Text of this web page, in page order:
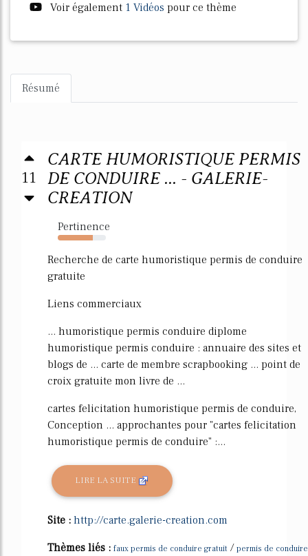
Voir également 1 Vidéos pour ce thème
Résumé
11
CARTE HUMORISTIQUE PERMIS
DE CONDUIRE ... - GALERIE-
CREATION
Pertinence
73%
Recherche de carte humoristique permis de conduire
gratuite
Liens commerciaux
... humoristique permis conduire diplome
humoristique permis conduire : annuaire des sites et
blogs de ... carte de membre scrapbooking ... point de
croix gratuite mon livre de ...
cartes felicitation humoristique permis de conduire,
Conception ... approchantes pour "cartes felicitation
humoristique permis de conduire" :...
LIRE LA SUITE
Site : http://carte.galerie-creation.com
Thèmes liés : faux permis de conduire gratuit / permis de conduire